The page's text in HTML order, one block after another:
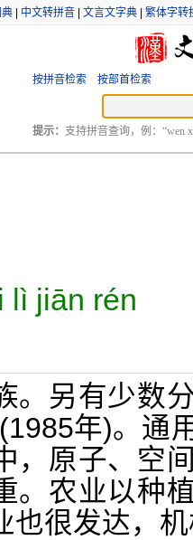
中文转拼音 文言文字典 繁体字转
按拼音检索 按部首检索
提示： 支持拼音查询，例：“wen
lì jiān rén
。另有少数
年)。通
，原子、空
。农业以种
也很发达，